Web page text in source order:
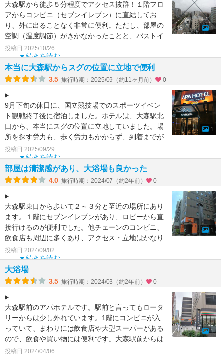
大森駅から徒歩５分程度でアクセス抜群！１階フロ
アからコンビニ（セブンイレブン）に直結してお
り、外に出ることなく非常に便利。ただし、部屋の
空調（温度調節）がきかなかったことと、バストイ
レルームの換気がス
続きを読む
投稿日:2025/10/26
1
本当に大森駅からスグの位置に立地で便利
3.5 旅行時期：2025/09（約11ヶ月前） 0
9月下旬の休日に、国立競技場でのスポーツイベン
ト観戦終了後に宿泊しました。ホテルは、大森駅北
口から、本当にスグの位置に立地していました。場
所を探す労力も、歩く労力もかからず、到着までが
楽でした。また、
続きを読む
投稿日:2025/09/29
1
部屋は清潔感があり、大浴場も良かった
4.0 旅行時期：2024/07（約2年前） 0
大森駅東口から歩いて２～３分と至近の場所にあり
ます。１階にセブンイレブンがあり、ロビーから直
接行けるのが便利でした。他チェーンのコンビニ、
飲食店も周辺に多くあり、アクセス・立地はかなり
良かったです。
続きを読む
投稿日:2024/09/02
1
大浴場
3.5 旅行時期：2024/03（約2年前） 0
大森駅前のアパホテルです。駅前と言ってもロータ
リーからは少し外れています。1階にコンビニが入
っていて、まわりには飲食店や大型スーパーがある
ので、飲食や買い物には便利です。大森駅前からは
羽田空港に路線バ
投稿日:2024/04/06
1